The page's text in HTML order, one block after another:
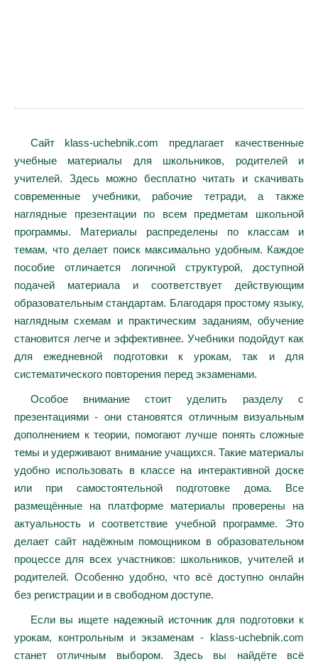
Сайт klass-uchebnik.com предлагает качественные
учебные материалы для школьников, родителей и
учителей. Здесь можно бесплатно читать и скачивать
современные учебники, рабочие тетради, а также
наглядные презентации по всем предметам школьной
программы. Материалы распределены по классам и
темам, что делает поиск максимально удобным. Каждое
пособие отличается логичной структурой, доступной
подачей материала и соответствует действующим
образовательным стандартам. Благодаря простому языку,
наглядным схемам и практическим заданиям, обучение
становится легче и эффективнее. Учебники подойдут как
для ежедневной подготовки к урокам, так и для
систематического повторения перед экзаменами.
Особое внимание стоит уделить разделу с
презентациями - они становятся отличным визуальным
дополнением к теории, помогают лучше понять сложные
темы и удерживают внимание учащихся. Такие материалы
удобно использовать в классе на интерактивной доске
или при самостоятельной подготовке дома. Все
размещённые на платформе материалы проверены на
актуальность и соответствие учебной программе. Это
делает сайт надёжным помощником в образовательном
процессе для всех участников: школьников, учителей и
родителей. Особенно удобно, что всё доступно онлайн
без регистрации и в свободном доступе.
Если вы ищете надежный источник для подготовки к
урокам, контрольным и экзаменам - klass-uchebnik.com
станет отличным выбором. Здесь вы найдёте всё